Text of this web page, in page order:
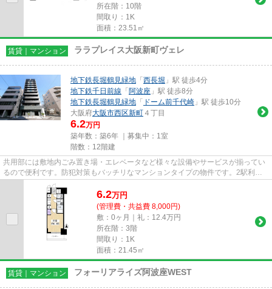
所在階：10階
間取り：1K
面積：23.51㎡
賃貸｜マンション ララプレイス大阪新町ヴェレ
地下鉄長堀鶴見緑地 「 西長堀 」駅 徒歩4分
地下鉄千日前線 「 阿波座 」駅 徒歩8分
地下鉄長堀鶴見緑地 「 ドーム前千代崎 」駅 徒歩10分
大阪府大阪市西区新町 ４丁目
6.2万円
築年数：築6年 ｜募集中： 1室
階数：12階建
共用部には敷地内ごみ置き場・エレベータなど様々な設備やサービスが揃ってい
るので便利です。防犯対策もバッチリなマンションタイプの物件です。2駅利用
可能な物件で移動範囲が広がり...
6.2万円
(管理費・共益費 8,000円)
敷：0ヶ月｜礼：12.4万円
所在階：3階
間取り：1K
面積：21.45㎡
賃貸｜マンション フォーリアライズ阿波座WEST